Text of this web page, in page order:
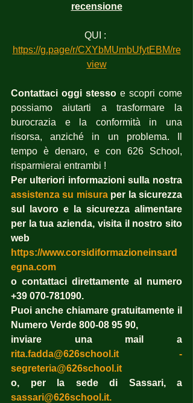
recensione
QUI :
https://g.page/r/CXYbMUmbUfytEBM/re
view
Contattaci oggi stesso e scopri come
possiamo aiutarti a trasformare la
burocrazia e la conformità in una
risorsa, anziché in un problema. Il
tempo è denaro, e con 626 School,
risparmierai entrambi !
assistenza su misura per la sicurezza
sul lavoro e la sicurezza alimentare
per la tua azienda, visita il nostro sito
web
https://www.corsidiformazioneinsard
egna.com
o contattaci direttamente al numero
+39 070-781090.
Puoi anche chiamare gratuitamente il
Numero Verde 800-08 95 90,
rita.fadda@626school.it
segreteria@626school.it
sassari@626school.it.